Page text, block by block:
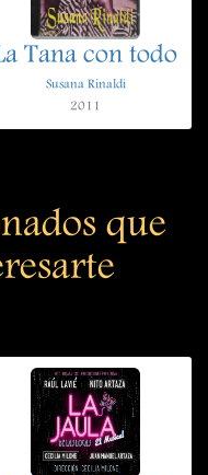
Tana con todo
Susana Rinaldi
2011
que